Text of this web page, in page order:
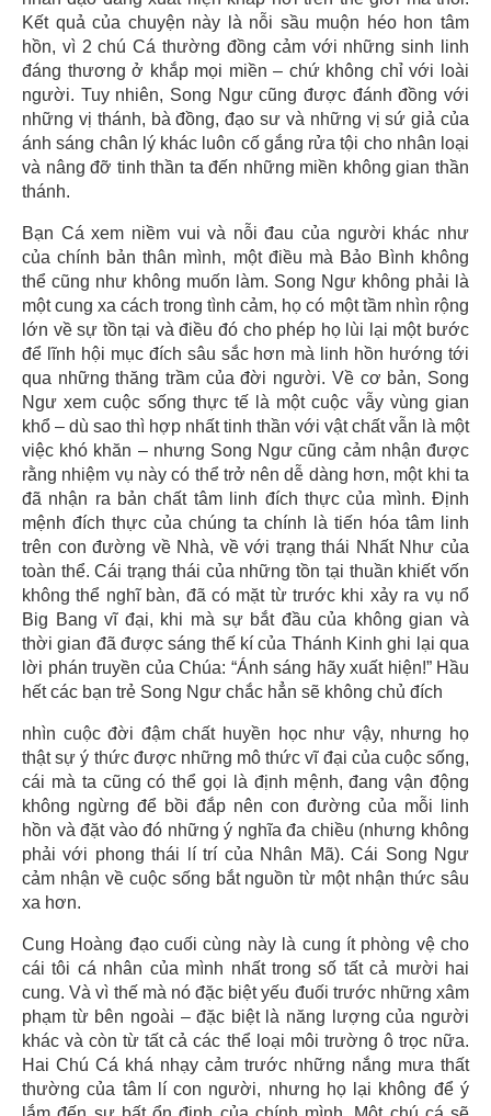
Kết quả của chuyện này là nỗi sầu muộn héo hon tâm
hồn, vì 2 chú Cá thường đồng cảm với những sinh linh
đáng thương ở khắp mọi miền – chứ không chỉ với loài
người. Tuy nhiên, Song Ngư cũng được đánh đồng với
những vị thánh, bà đồng, đạo sư và những vị sứ giả của
ánh sáng chân lý khác luôn cố gắng rửa tội cho nhân loại
và nâng đỡ tinh thần ta đến những miền không gian thần
thánh.
Bạn Cá xem niềm vui và nỗi đau của người khác như
của chính bản thân mình, một điều mà Bảo Bình không
thể cũng như không muốn làm. Song Ngư không phải là
một cung xa cách trong tình cảm, họ có một tầm nhìn rộng
lớn về sự tồn tại và điều đó cho phép họ lùi lại một bước
để lĩnh hội mục đích sâu sắc hơn mà linh hồn hướng tới
qua những thăng trầm của đời người. Về cơ bản, Song
Ngư xem cuộc sống thực tế là một cuộc vẫy vùng gian
khổ – dù sao thì hợp nhất tinh thần với vật chất vẫn là một
việc khó khăn – nhưng Song Ngư cũng cảm nhận được
rằng nhiệm vụ này có thể trở nên dễ dàng hơn, một khi ta
đã nhận ra bản chất tâm linh đích thực của mình. Định
mệnh đích thực của chúng ta chính là tiến hóa tâm linh
trên con đường về Nhà, về với trạng thái Nhất Như của
toàn thể. Cái trạng thái của những tồn tại thuần khiết vốn
không thể nghĩ bàn, đã có mặt từ trước khi xảy ra vụ nổ
Big Bang vĩ đại, khi mà sự bắt đầu của không gian và
thời gian đã được sáng thế kí của Thánh Kinh ghi lại qua
lời phán truyền của Chúa: “Ánh sáng hãy xuất hiện!” Hầu
hết các bạn trẻ Song Ngư chắc hẳn sẽ không chủ đích
nhìn cuộc đời đậm chất huyền học như vậy, nhưng họ
thật sự ý thức được những mô thức vĩ đại của cuộc sống,
cái mà ta cũng có thể gọi là định mệnh, đang vận động
không ngừng để bồi đắp nên con đường của mỗi linh
hồn và đặt vào đó những ý nghĩa đa chiều (nhưng không
phải với phong thái lí trí của Nhân Mã). Cái Song Ngư
cảm nhận về cuộc sống bắt nguồn từ một nhận thức sâu
xa hơn.
Cung Hoàng đạo cuối cùng này là cung ít phòng vệ cho
cái tôi cá nhân của mình nhất trong số tất cả mười hai
cung. Và vì thế mà nó đặc biệt yếu đuối trước những xâm
phạm từ bên ngoài – đặc biệt là năng lượng của người
khác và còn từ tất cả các thể loại môi trường ô trọc nữa.
Hai Chú Cá khá nhạy cảm trước những nắng mưa thất
thường của tâm lí con người, nhưng họ lại không để ý